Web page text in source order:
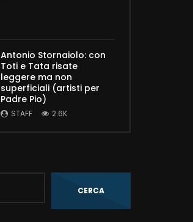
Antonio Stornaiolo: con
Toti e Tata risate
leggere ma non
superficiali (artisti per
Padre Pio)
STAFF 2.6K
CERCA